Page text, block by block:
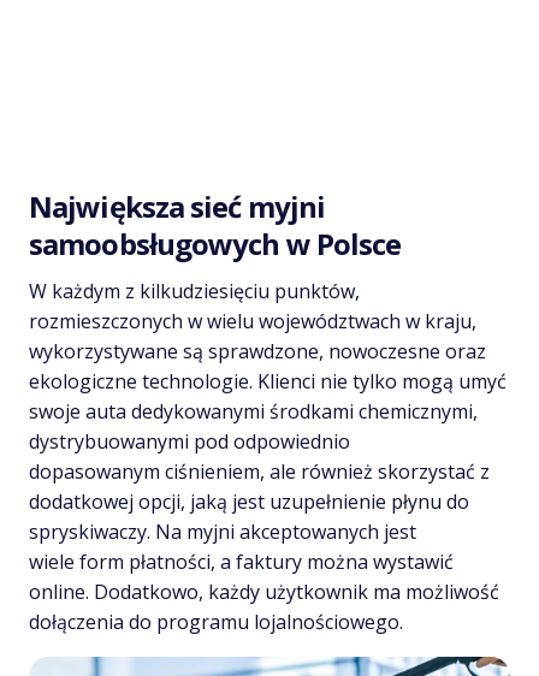
Największa sieć myjni
samoobsługowych w Polsce
W każdym z kilkudziesięciu punktów,
rozmieszczonych w wielu województwach w kraju,
wykorzystywane są sprawdzone, nowoczesne oraz
ekologiczne technologie. Klienci nie tylko mogą umyć
swoje auta dedykowanymi środkami chemicznymi,
dystrybuowanymi pod odpowiednio
dopasowanym ciśnieniem, ale również skorzystać z
dodatkowej opcji, jaką jest uzupełnienie płynu do
spryskiwaczy. Na myjni akceptowanych jest
wiele form płatności, a faktury można wystawić
online. Dodatkowo, każdy użytkownik ma możliwość
dołączenia do programu lojalnościowego.